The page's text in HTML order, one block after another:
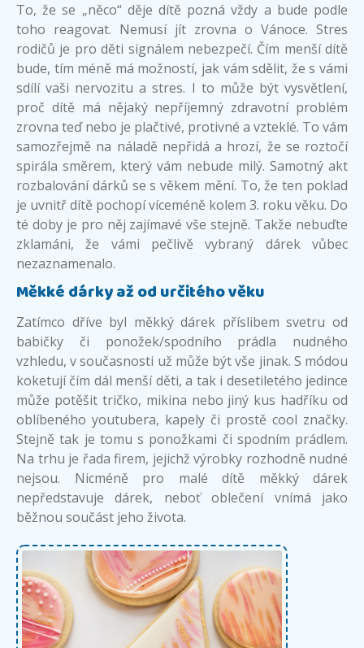
To, že se „něco“ děje dítě pozná vždy a bude podle
toho reagovat. Nemusí jít zrovna o Vánoce. Stres
rodičů je pro děti signálem nebezpečí. Čím menší dítě
bude, tím méně má možností, jak vám sdělit, že s vámi
sdílí vaši nervozitu a stres. I to může být vysvětlení,
proč dítě má nějaký nepříjemný zdravotní problém
zrovna teď nebo je plačtivé, protivné a vzteklé. To vám
samozřejmě na náladě nepřidá a hrozí, že se roztočí
spirála směrem, který vám nebude milý. Samotný akt
rozbalování dárků se s věkem mění. To, že ten poklad
je uvnitř dítě pochopí víceméně kolem 3. roku věku. Do
té doby je pro něj zajímavé vše stejně. Takže nebuďte
zklamáni, že vámi pečlivě vybraný dárek vůbec
nezaznamenalo.
Měkké dárky až od určitého věku
Zatímco dříve byl měkký dárek příslibem svetru od
babičky či ponožek/spodního prádla nudného
vzhledu, v současnosti už může být vše jinak. S módou
koketují čím dál menší děti, a tak i desetiletého jedince
může potěšit tričko, mikina nebo jiný kus hadříku od
oblíbeného youtubera, kapely či prostě cool značky.
Stejně tak je tomu s ponožkami či spodním prádlem.
Na trhu je řada firem, jejichž výrobky rozhodně nudné
nejsou. Nicméně pro malé dítě měkký dárek
nepředstavuje dárek, neboť oblečení vnímá jako
běžnou součást jeho života.